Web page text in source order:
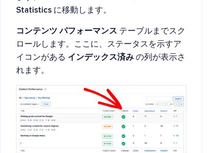
Statistics に移動します。
コンテンツ パフォーマンス テーブルまでスク
ロールします。ここに、ステータスを示すア
イコンがある インデックス済み の列が表示さ
れます。